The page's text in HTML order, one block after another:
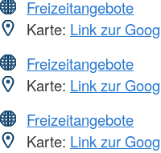
Freizeitangebote
Karte: Link zur
Freizeitangebote
Karte: Link zur
Freizeitangebote
Karte: Link zur